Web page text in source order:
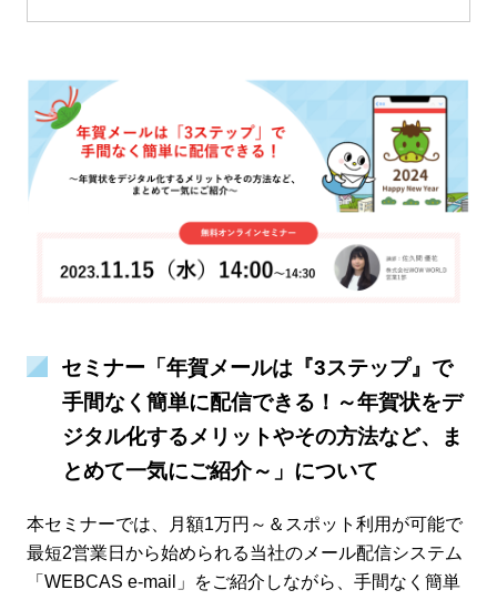
セミナー「年賀メールは『3ステップ』で
手間なく簡単に配信できる！～年賀状をデ
ジタル化するメリットやその方法など、ま
とめて一気にご紹介～」について
本セミナーでは、月額1万円～＆スポット利用が可能で
最短2営業日から始められる当社のメール配信システム
「WEBCAS e-mail」をご紹介しながら、手間なく簡単